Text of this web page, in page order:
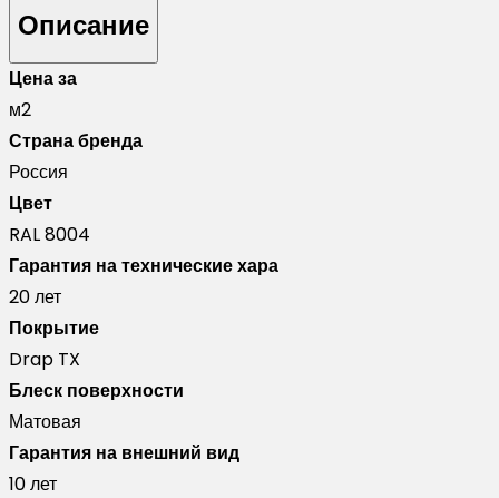
Вертикаль
0,2
line
Grand
line
0,45
Drap
TX
RAL
8004
терракота
Описание
Цена за
м2
Страна бренда
Россия
Цвет
RAL 8004
Гарантия на технические хара
20 лет
Покрытие
Drap TX
Блеск поверхности
Матовая
Гарантия на внешний вид
10 лет